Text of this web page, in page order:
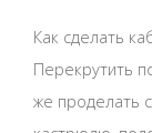
Как сделать
Перекрутить
же проделать